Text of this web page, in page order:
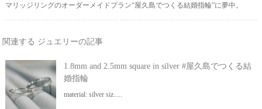
マリッジリングのオーダーメイドプラン“屋久島でつくる結婚指輪”に夢中。
関連する ジュエリーの記事
1.8mm and 2.5mm square in silver #屋久島でつくる結
婚指輪
material: silver siz.....